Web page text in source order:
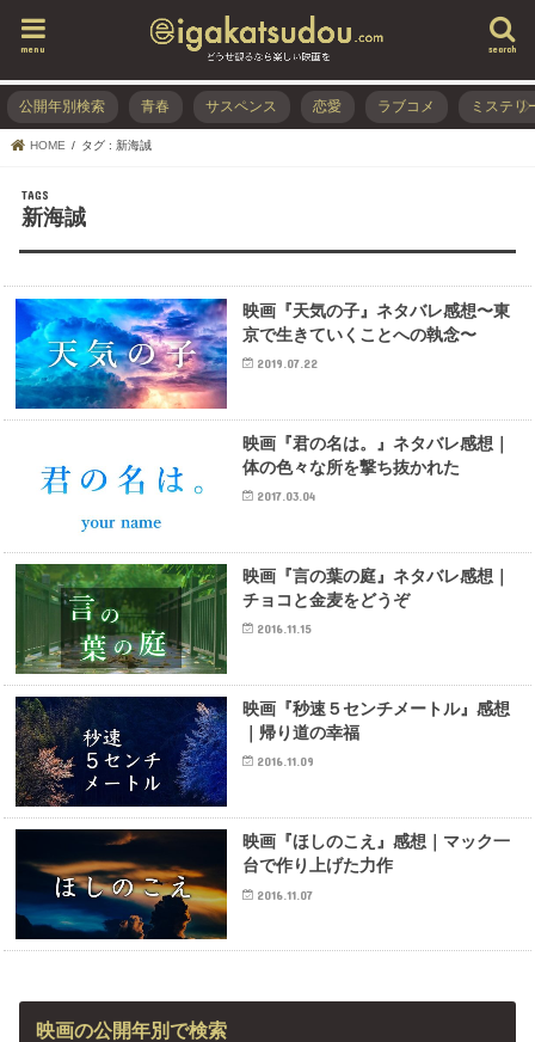
search
menu
公開年別検索 青春 サスペンス 恋愛 ラブコメ ミステリ
HOME タグ : 新海誠
新海誠
映画『天気の子』ネタバレ感想〜東
京で生きていくことへの執念〜
2019.07.22
映画『君の名は。』ネタバレ感想｜
体の色々な所を撃ち抜かれた
2017.03.04
映画『言の葉の庭』ネタバレ感想｜
チョコと金麦をどうぞ
2016.11.15
映画『秒速５センチメートル』感想
｜帰り道の幸福
2016.11.09
映画『ほしのこえ』感想｜マック一
台で作り上げた力作
2016.11.07
映画の公開年別で検索